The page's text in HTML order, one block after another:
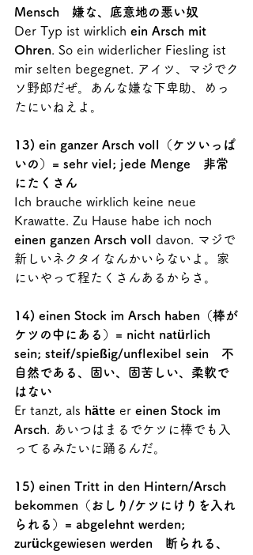
Mensch　嫌な、底意地の悪い奴
Der Typ ist wirklich ein Arsch mit
Ohren . So ein widerlicher Fiesling ist
mir selten begegnet. アイツ、マジでク
ソ野郎だぜ。あんな嫌な下卑助、めっ
たにいねえよ。
13) ein ganzer Arsch voll（ケツいっぱ
いの）= sehr viel; jede Menge　非常
にたくさん
Ich brauche wirklich keine neue
Krawatte. Zu Hause habe ich noch
einen ganzen Arsch voll davon. マジで
新しいネクタイなんかいらないよ。家
にいやって程たくさんあるからさ。
14) einen Stock im Arsch haben（棒が
ケツの中にある）= nicht natürlich
sein; steif/spießig/unflexibel sein　不
自然である、固い、固苦しい、柔軟で
はない
Er tanzt, als hätte er einen Stock im
Arsch . あいつはまるでケツに棒でも入
ってるみたいに踊るんだ。
15) einen Tritt in den Hintern/Arsch
bekommen（おしり/ケツにけりを入れ
られる）= abgelehnt werden;
zurückgewiesen werden　断られる、